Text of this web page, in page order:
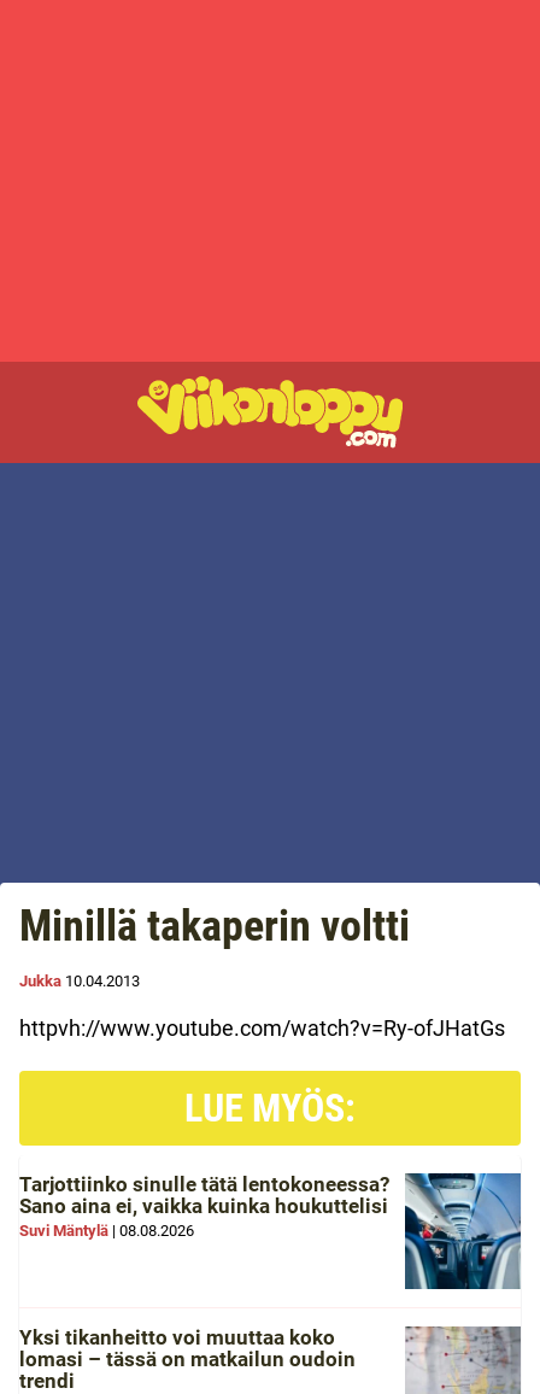
Minillä takaperin voltti
Jukka 10.04.2013
httpvh://www.youtube.com/watch?v=Ry-ofJHatGs
LUE MYÖS:
Tarjottiinko sinulle tätä lentokoneessa?
Sano aina ei, vaikka kuinka houkuttelisi
Suvi Mäntylä | 08.08.2026
Yksi tikanheitto voi muuttaa koko
lomasi – tässä on matkailun oudoin
trendi